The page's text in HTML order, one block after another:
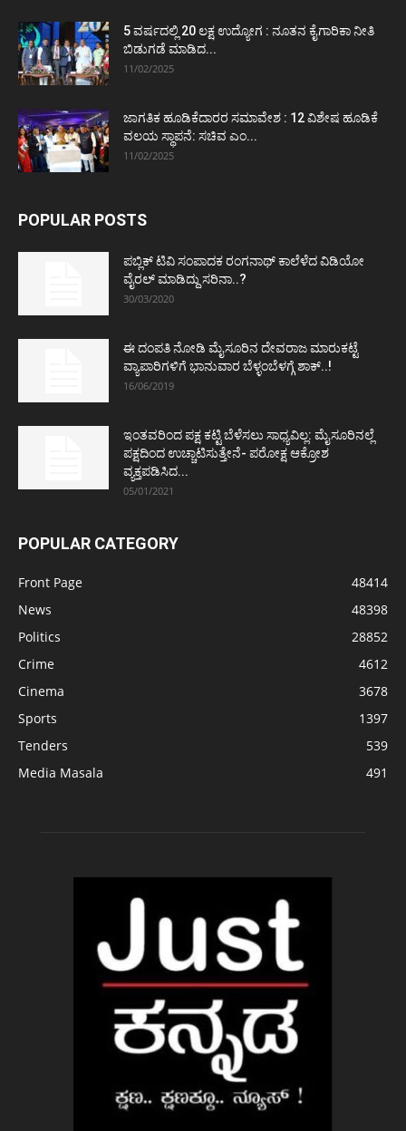
5 ವರ್ಷದಲ್ಲಿ 20 ಲಕ್ಷ ಉದ್ಯೋಗ : ನೂತನ ಕೈಗಾರಿಕಾ ನೀತಿ
ಬಿಡುಗಡೆ ಮಾಡಿದ...
11/02/2025
ಜಾಗತಿಕ ಹೂಡಿಕೆದಾರರ ಸಮಾವೇಶ : 12 ವಿಶೇಷ ಹೂಡಿಕೆ
ವಲಯ ಸ್ಥಾಪನೆ: ಸಚಿವ ಎಂ...
11/02/2025
POPULAR POSTS
ಪಬ್ಲಿಕ್ ಟಿವಿ ಸಂಪಾದಕ ರಂಗನಾಥ್ ಕಾಲೆಳೆದ ವಿಡಿಯೋ
ವೈರಲ್ ಮಾಡಿದ್ದು ಸರಿನಾ..?
30/03/2020
ಈ ದಂಪತಿ ನೋಡಿ ಮೈಸೂರಿನ ದೇವರಾಜ ಮಾರುಕಟ್ಟೆ
ವ್ಯಾಪಾರಿಗಳಿಗೆ ಭಾನುವಾರ ಬೆಳ್ಳಂಬೆಳಗ್ಗೆ ಶಾಕ್..!
16/06/2019
ಇಂತವರಿಂದ ಪಕ್ಷ ಕಟ್ಟಿ ಬೆಳೆಸಲು ಸಾಧ್ಯವಿಲ್ಲ: ಮೈಸೂರಿನಲ್ಲೆ
ಪಕ್ಷದಿಂದ ಉಚ್ಚಾಟಿಸುತ್ತೇನೆ- ಪರೋಕ್ಷ ಆಕ್ರೋಶ
ವ್ಯಕ್ತಪಡಿಸಿದ...
05/01/2021
POPULAR CATEGORY
Front Page
48414
News
48398
Politics
28852
Crime
4612
Cinema
3678
Sports
1397
Tenders
539
Media Masala
491